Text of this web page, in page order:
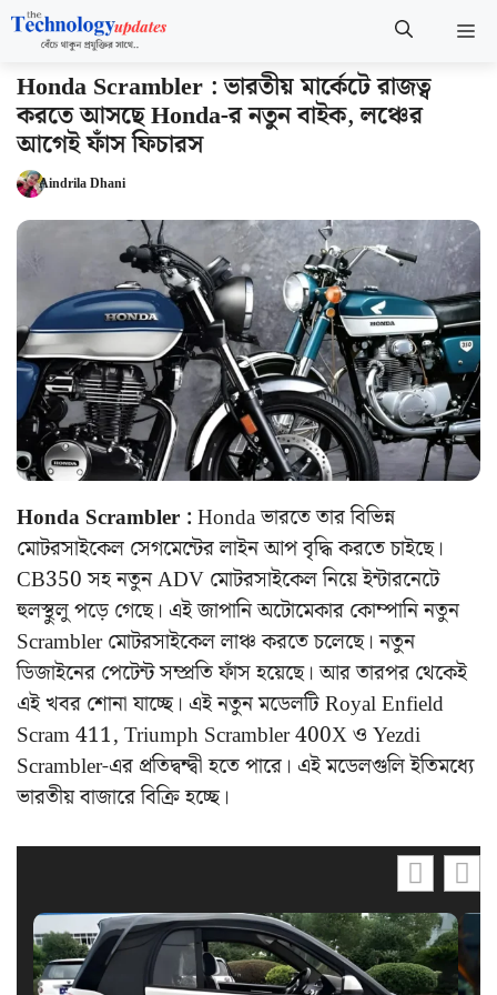
Skip
content
Honda Scrambler : ভারতীয় মার্কেটে রাজত্ব
করতে আসছে Honda-র নতুন বাইক, লঞ্চের
আগেই ফাঁস ফিচারস
Aindrila Dhani
Honda Scrambler :Honda ভারতে তার বিভিন্ন
মোটরসাইকেল সেগমেন্টের লাইন আপ বৃদ্ধি করতে চাইছে।
CB350 সহ নতুন ADV মোটরসাইকেল নিয়ে ইন্টারনেটে
হুলস্থুলু পড়ে গেছে। এই জাপানি অটোমেকার কোম্পানি নতুন
Scrambler মোটরসাইকেল লাঞ্চ করতে চলেছে। নতুন
ডিজাইনের পেটেন্ট সম্প্রতি ফাঁস হয়েছে। আর তারপর থেকেই
এই খবর শোনা যাচ্ছে। এই নতুন মডেলটি Royal Enfield
Scram 411, Triumph Scrambler 400X ও Yezdi
Scrambler-এর প্রতিদ্বন্দ্বী হতে পারে। এই মডেলগুলি ইতিমধ্যে
ভারতীয় বাজারে বিক্রি হচ্ছে।